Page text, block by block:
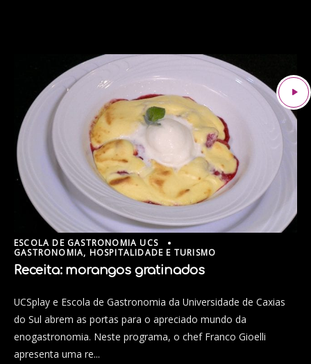
ESCOLA DE GASTRONOMIA UCS
GASTRONOMIA, HOSPITALIDADE E TURISMO
Receita: morangos gratinados
UCSplay e Escola de Gastronomia da Universidade de Caxias
do Sul abrem as portas para o apreciado mundo da
enogastronomia. Neste programa, o chef Franco Gioelli
apresenta uma re...